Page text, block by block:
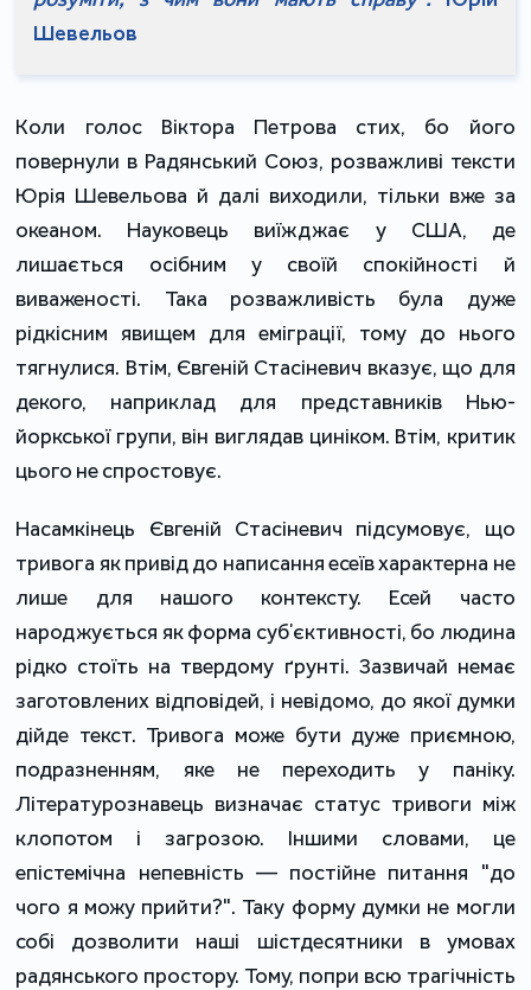
Шевельов
Коли голос Віктора Петрова стих, бо його
повернули в Радянський Союз, розважливі тексти
Юрія Шевельова й далі виходили, тільки вже за
океаном. Науковець виїжджає у США, де
лишається осібним у своїй спокійності й
виваженості. Така розважливість була дуже
рідкісним явищем для еміграції, тому до нього
тягнулися. Втім, Євгеній Стасіневич вказує, що для
декого, наприклад для представників Нью-
йоркської групи, він виглядав циніком. Втім, критик
цього не спростовує.
Насамкінець Євгеній Стасіневич підсумовує, що
тривога як привід до написання есеїв характерна не
лише для нашого контексту. Есей часто
народжується як форма субʼєктивності, бо людина
рідко стоїть на твердому ґрунті. Зазвичай немає
заготовлених відповідей, і невідомо, до якої думки
дійде текст. Тривога може бути дуже приємною,
подразненням, яке не переходить у паніку.
Літературознавець визначає статус тривоги між
клопотом і загрозою. Іншими словами, це
епістемічна непевність — постійне питання "до
чого я можу прийти?". Таку форму думки не могли
собі дозволити наші шістдесятники в умовах
радянського простору. Тому, попри всю трагічність